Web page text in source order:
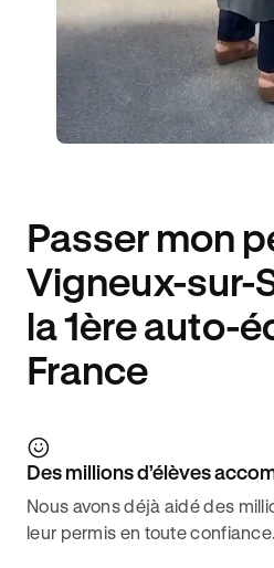
Passer mon
Vigneux-sur-
la 1ère auto-
France
Des millions d’élèves
Nous avons déjà aidé des
leur permis en toute confiance.